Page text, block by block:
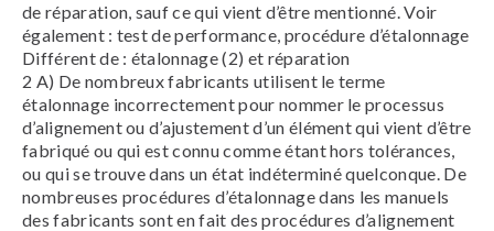
de réparation, sauf ce qui vient d’être mentionné. Voir
également : test de performance, procédure d’étalonnage
Différent de : étalonnage (2) et réparation
2 A) De nombreux fabricants utilisent le terme
étalonnage incorrectement pour nommer le processus
d’alignement ou d’ajustement d’un élément qui vient d’être
fabriqué ou qui est connu comme étant hors tolérances,
ou qui se trouve dans un état indéterminé quelconque. De
nombreuses procédures d’étalonnage dans les manuels
des fabricants sont en fait des procédures d’alignement